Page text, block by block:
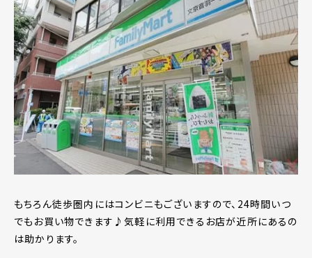
もちろん徒歩圏内にはコンビニもございますので、24時間いつ
でもお買い物できます♪気軽に利用できるお店が近所にあるの
は助かります。